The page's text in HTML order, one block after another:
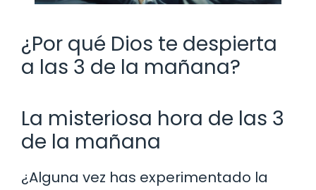
¿Por qué Dios te despierta
a las 3 de la mañana?
La misteriosa hora de las 3
de la mañana
¿Alguna vez has experimentado la